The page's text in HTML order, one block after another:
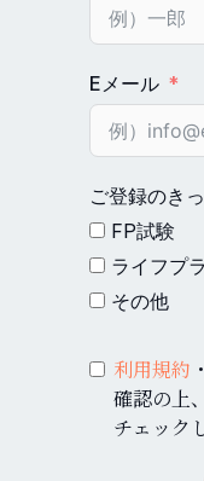
Eメール
ご登録のき
FP試験
ライフプ
その他
利用規約 ・
確認の上
チェック